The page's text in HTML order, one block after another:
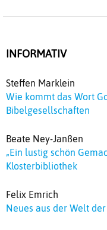
INFORMATIV
Steffen Marklein
Wie kommt das Wort
Bibelgesellschaften
Beate Ney-Janßen
„Ein lustig schön
Klosterbibliothek
Felix Emrich
Neues aus der Welt